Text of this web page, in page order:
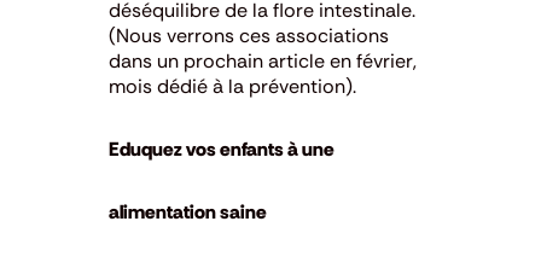
déséquilibre de la flore intestinale.
(Nous verrons ces associations
dans un prochain article en février,
mois dédié à la prévention).
Eduquez vos enfants à une
alimentation saine